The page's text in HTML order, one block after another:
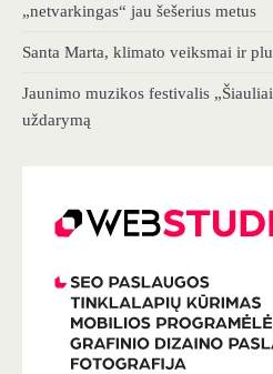
„netvarkingas“ jau šešerius metus
Santa Marta, klimato veiksmai ir
Jaunimo muzikos festivalis
uždarymą